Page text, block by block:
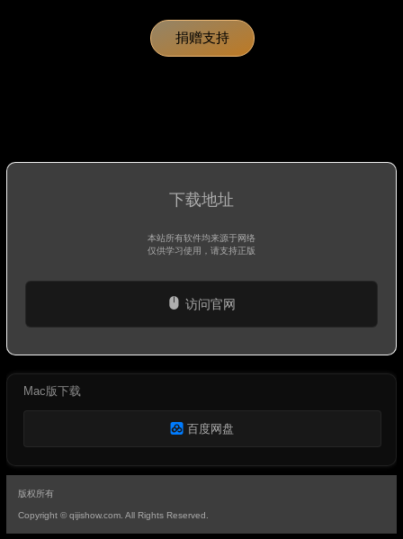
捐赠支持
下载地址
本站所有软件均来源于网络
仅供学习使用，请支持正版
访问官网
Mac版下载
百度网盘
版权所有
Copyright © qijishow.com. All Rights Reserved.